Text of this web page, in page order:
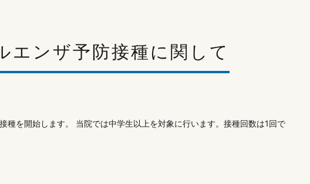
エンザ予防接種に関して
種を開始します。 当院では中学生以上を対象に行います。接種回数は1回で